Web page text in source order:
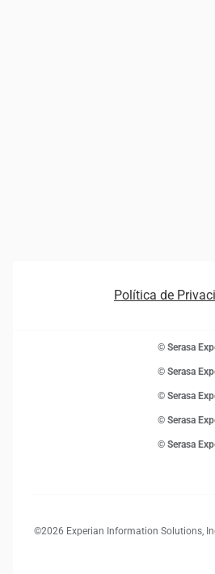
Política de
© Serasa
© Serasa
© Serasa
© Serasa
© Serasa
©2026 Experian Information Solutions,